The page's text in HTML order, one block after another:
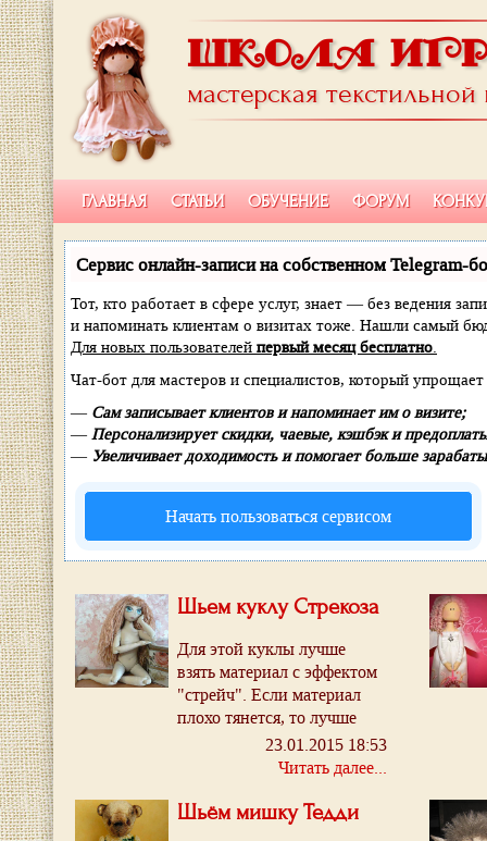
ШКОЛА
мастерская
ГЛАВНАЯ СТАТЬИ ОБУЧЕНИЕ ФОРУМ
Сервис онлайн-записи на собственном Telegram-
Тот, кто работает в сфере услуг, знает — без ведения
и напоминать клиентам о визитах тоже. Нашли самый
Для новых пользователей первый месяц бесплатно.
Чат-бот для мастеров и специалистов, который упрощает
— Сам записывает клиентов и напоминает им о визите;
— Персонализирует скидки, чаевые, кэшбэк и
— Увеличивает доходимость и помогает больше
Начать пользоваться сервисом
Шьем куклу Стрекоза
Для этой куклы лучше
взять материал с эффектом
"стрейч". Если материал
плохо тянется, то лучше
кроить все детали "по
23.01.2015 18:53
Читать далее...
Шьём мишку Тедди